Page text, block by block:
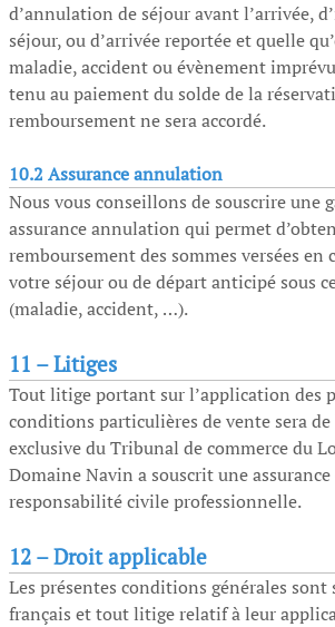
d’annulation de séjour avant l’arrivée,
séjour, ou d’arrivée reportée et quelle
maladie, accident ou évènement
tenu au paiement du solde de la
remboursement ne sera accordé.
10.2 Assurance annulation
Nous vous conseillons de souscrire une
assurance annulation qui permet
remboursement des sommes versées en
votre séjour ou de départ anticipé sous
(maladie, accident, …).
11 –Litiges
Tout litige portant sur l’application des
conditions particulières de vente sera
exclusive du Tribunal de commerce du
Domaine Navin a souscrit une
responsabilité civile professionnelle.
12 –Droit applicable
Les présentes conditions générales sont
français et tout litige relatif à leur